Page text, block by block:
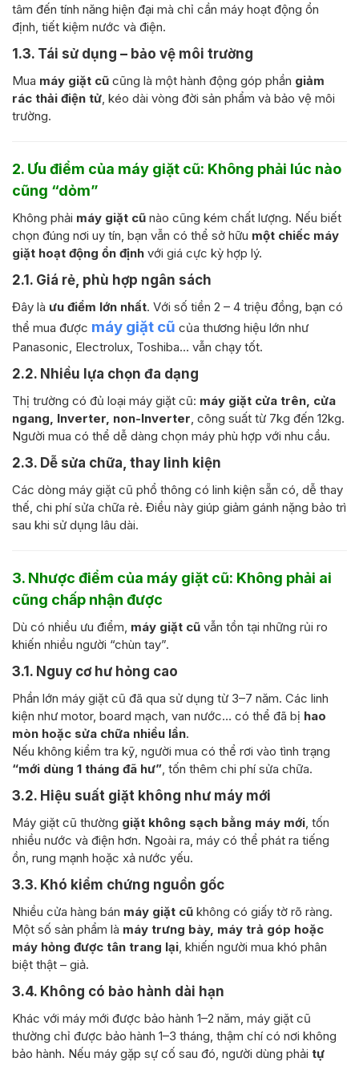
tâm đến tính năng hiện đại mà chỉ cần máy hoạt động ổn
định, tiết kiệm nước và điện.
1.3. Tái sử dụng – bảo vệ môi trường
Mua máy giặt cũ cũng là một hành động góp phần giảm
rác thải điện tử , kéo dài vòng đời sản phẩm và bảo vệ môi
trường.
2. Ưu điểm của máy giặt cũ: Không phải lúc nào
cũng “dỏm”
Không phải máy giặt cũ nào cũng kém chất lượng. Nếu biết
chọn đúng nơi uy tín, bạn vẫn có thể sở hữu một chiếc máy
giặt hoạt động ổn định với giá cực kỳ hợp lý.
2.1. Giá rẻ, phù hợp ngân sách
Đây là ưu điểm lớn nhất. Với số tiền 2 – 4 triệu đồng, bạn có
thể mua được máy giặt cũ của thương hiệu lớn như
Panasonic, Electrolux, Toshiba… vẫn chạy tốt.
2.2. Nhiều lựa chọn đa dạng
Thị trường có đủ loại máy giặt cũ: máy giặt cửa trên, cửa
ngang, Inverter, non-Inverter , công suất từ 7kg đến 12kg.
Người mua có thể dễ dàng chọn máy phù hợp với nhu cầu.
2.3. Dễ sửa chữa, thay linh kiện
Các dòng máy giặt cũ phổ thông có linh kiện sẵn có, dễ thay
thế, chi phí sửa chữa rẻ. Điều này giúp giảm gánh nặng bảo trì
sau khi sử dụng lâu dài.
3. Nhược điểm của máy giặt cũ: Không phải ai
cũng chấp nhận được
Dù có nhiều ưu điểm, máy giặt cũ vẫn tồn tại những rủi ro
khiến nhiều người “chùn tay”.
3.1. Nguy cơ hư hỏng cao
Phần lớn máy giặt cũ đã qua sử dụng từ 3–7 năm. Các linh
kiện như motor, board mạch, van nước… có thể đã bị hao
mòn hoặc sửa chữa nhiều lần.
Nếu không kiểm tra kỹ, người mua có thể rơi vào tình trạng
“mới dùng 1 tháng đã hư” , tốn thêm chi phí sửa chữa.
3.2. Hiệu suất giặt không như máy mới
Máy giặt cũ thường giặt không sạch bằng máy mới , tốn
nhiều nước và điện hơn. Ngoài ra, máy có thể phát ra tiếng
ồn, rung mạnh hoặc xả nước yếu.
3.3. Khó kiểm chứng nguồn gốc
Nhiều cửa hàng bán máy giặt cũ không có giấy tờ rõ ràng.
Một số sản phẩm là máy trưng bày, máy trả góp hoặc
máy hỏng được tân trang lại , khiến người mua khó phân
biệt thật – giả.
3.4. Không có bảo hành dài hạn
Khác với máy mới được bảo hành 1–2 năm, máy giặt cũ
thường chỉ được bảo hành 1–3 tháng, thậm chí có nơi không
bảo hành. Nếu máy gặp sự cố sau đó, người dùng phải tự